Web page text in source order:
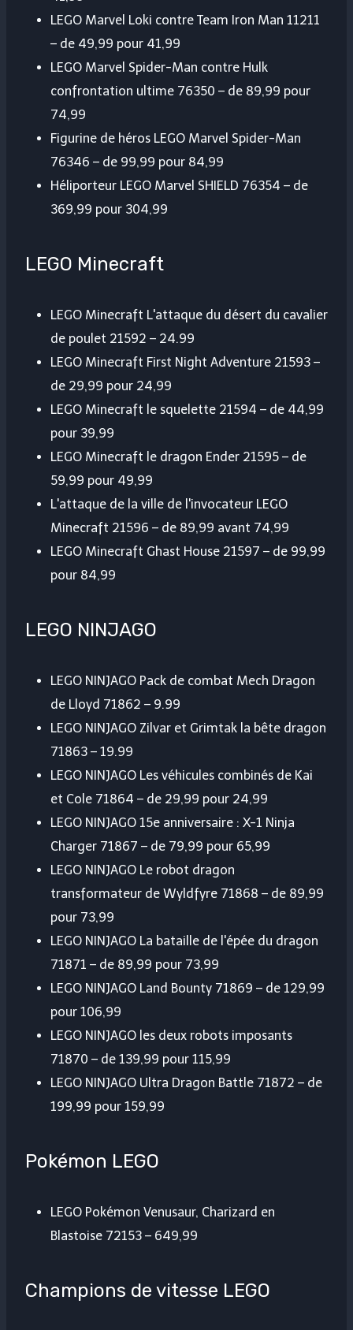
LEGO Marvel Loki contre Team Iron Man 11211
– de 49,99 pour 41,99
LEGO Marvel Spider-Man contre Hulk
confrontation ultime 76350 – de 89,99 pour
74,99
Figurine de héros LEGO Marvel Spider-Man
76346 – de 99,99 pour 84,99
Héliporteur LEGO Marvel SHIELD 76354 – de
369,99 pour 304,99
LEGO Minecraft
LEGO Minecraft L'attaque du désert du cavalier
de poulet 21592 – 24.99
LEGO Minecraft First Night Adventure 21593 –
de 29,99 pour 24,99
LEGO Minecraft le squelette 21594 – de 44,99
pour 39,99
LEGO Minecraft le dragon Ender 21595 – de
59,99 pour 49,99
L'attaque de la ville de l'invocateur LEGO
Minecraft 21596 – de 89,99 avant 74,99
LEGO Minecraft Ghast House 21597 – de 99,99
pour 84,99
LEGO NINJAGO
LEGO NINJAGO Pack de combat Mech Dragon
de Lloyd 71862 – 9.99
LEGO NINJAGO Zilvar et Grimtak la bête dragon
71863 – 19.99
LEGO NINJAGO Les véhicules combinés de Kai
et Cole 71864 – de 29,99 pour 24,99
LEGO NINJAGO 15e anniversaire : X-1 Ninja
Charger 71867 – de 79,99 pour 65,99
LEGO NINJAGO Le robot dragon
transformateur de Wyldfyre 71868 – de 89,99
pour 73,99
LEGO NINJAGO La bataille de l'épée du dragon
71871 – de 89,99 pour 73,99
LEGO NINJAGO Land Bounty 71869 – de 129,99
pour 106,99
LEGO NINJAGO les deux robots imposants
71870 – de 139,99 pour 115,99
LEGO NINJAGO Ultra Dragon Battle 71872 – de
199,99 pour 159,99
Pokémon LEGO
LEGO Pokémon Venusaur, Charizard en
Blastoise 72153 – 649,99
Champions de vitesse LEGO